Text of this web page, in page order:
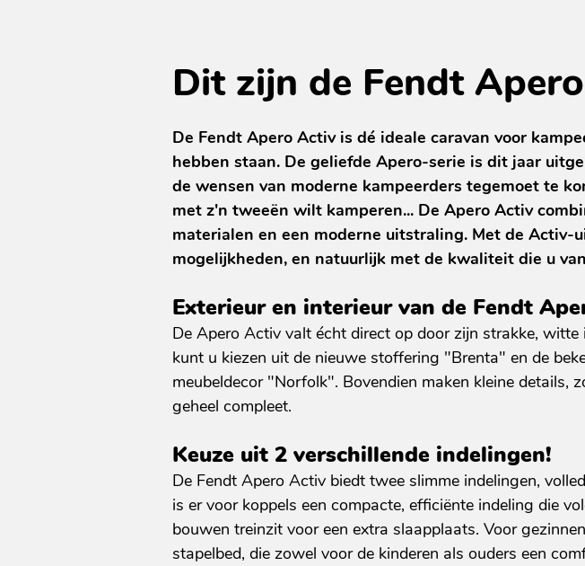
Dit zijn de Fendt
De Fendt Apero Activ is dé ideale caravan voor
hebben staan. De geliefde Apero-serie is dit jaar
de wensen van moderne kampeerders tegemoet te
met z'n tweeën wilt kamperen... De Apero Activ
materialen en een moderne uitstraling. Met de
mogelijkheden, en natuurlijk met de kwaliteit die u
Exterieur en interieur van de Fendt
De Apero Activ valt écht direct op door zijn strakke,
kunt u kiezen uit de nieuwe stoffering "Brenta" en de
meubeldecor "Norfolk". Bovendien maken kleine details,
geheel compleet.
Keuze uit 2 verschillende indelingen!
De Fendt Apero Activ biedt twee slimme indelingen,
is er voor koppels een compacte, efficiënte indeling die
bouwen treinzit voor een extra slaapplaats. Voor
stapelbed, die zowel voor de kinderen als ouders een